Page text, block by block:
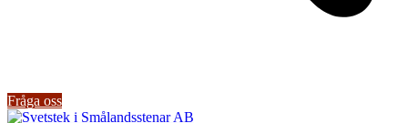
Fråga oss